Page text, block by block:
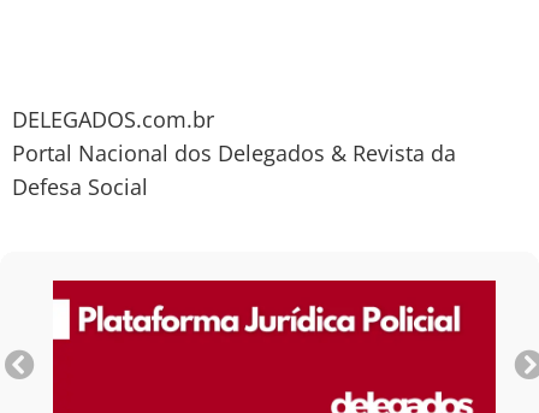
DELEGADOS.com.br
Portal Nacional dos Delegados & Revista da
Defesa Social